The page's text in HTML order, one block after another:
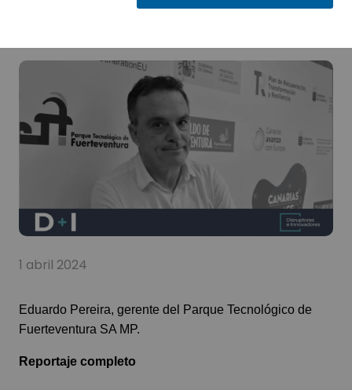
1 abril 2024
Eduardo Pereira, gerente del Parque Tecnológico de
Fuerteventura SA MP.
Reportaje completo